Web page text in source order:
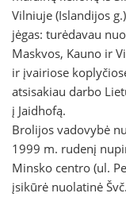
Vilniuje (Islandijos
jėgas: turėdavau
Maskvos, Kauno ir
ir įvairiose
atsisakiau darbo
į Jaidhofą.
Brolijos vadovybė
1999 m. rudenį
Minsko centro (ul.
įsikūrė nuolatinė